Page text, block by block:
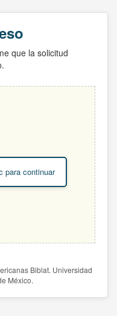
que la solicitud
para continuar
Biblat. Universidad
México.